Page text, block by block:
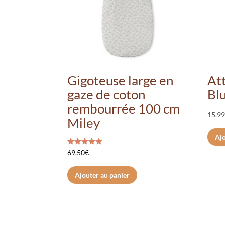
Gigoteuse large en
gaze de coton
rembourrée 100 cm
Miley
Note
5.00
69.50€
Ajouter au panier
15.99